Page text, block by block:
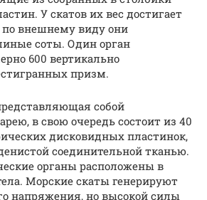
У скатов их вес достигает
внешнему виду они
соты. Один орган
600 вертикально
призм.
собой
в свою очередь состоит из 40
дисковидных пластинок,
соединительной тканью.
органы расположены в
Морские скаты генерируют
напряжения, но высокой силы